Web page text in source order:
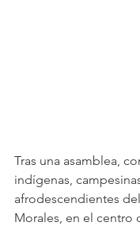
Tras una asamblea,
indígenas,
afrodescendientes
Morales, en el centro